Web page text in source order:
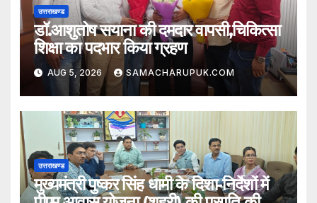
उत्तराखण्ड
डॉ.आशुतोष सयाना की दमदार वापसी,चिकित्सा
शिक्षा का पदभार किया ग्रहण
AUG 5, 2026 SAMACHARUPUK.COM
उत्तराखण्ड
मुख्यमंत्री पुष्कर सिंह धामी के दिशा-निर्देशों में